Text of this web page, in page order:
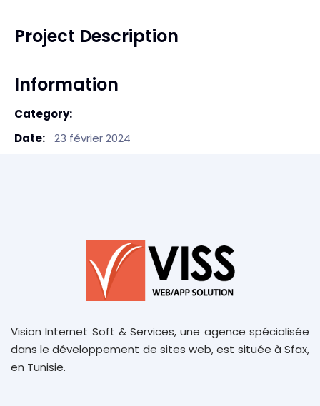
Project Description
Information
Category:
Date:
23 février 2024
Vision Internet Soft & Services, une agence spécialisée
dans le développement de sites web, est située à Sfax,
en Tunisie.